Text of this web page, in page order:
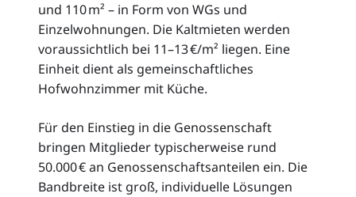
und 110 m² – in Form von WGs und
Einzelwohnungen. Die Kaltmieten werden
voraussichtlich bei 11–13 €/m² liegen. Eine
Einheit dient als gemeinschaftliches
Hofwohnzimmer mit Küche.
Für den Einstieg in die Genossenschaft
bringen Mitglieder typischerweise rund
50.000 € an Genossenschaftsanteilen ein. Die
Bandbreite ist groß, individuelle Lösungen